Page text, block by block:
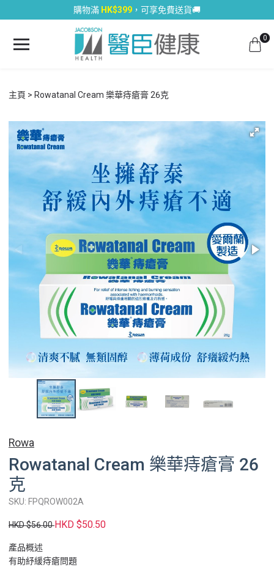
購物滿 HK$399 ，可享免費送貨🚚
0
主頁 Rowatanal Cream 樂華痔瘡膏 26克
Rowa
Rowatanal Cream 樂華痔瘡膏 26
克
SKU: FPQROW002A
HKD $56.00HKD $50.50
產品概述
有助紓緩痔瘡問題